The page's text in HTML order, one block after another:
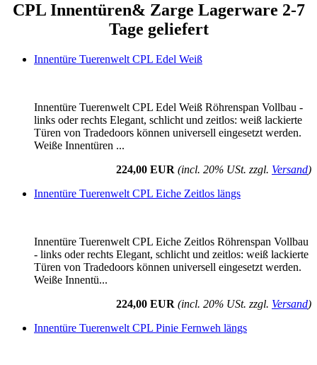
CPL Innentüren& Zarge Lagerware 2-7
Tage geliefert
Innentüre Tuerenwelt CPL Edel Weiß
Innentüre Tuerenwelt CPL Edel Weiß Röhrenspan Vollbau -
links oder rechts Elegant, schlicht und zeitlos: weiß lackierte
Türen von Tradedoors können universell eingesetzt werden.
Weiße Innentüren ...
224,00 EUR (incl. 20% USt. zzgl. Versand)
Innentüre Tuerenwelt CPL Eiche Zeitlos längs
Innentüre Tuerenwelt CPL Eiche Zeitlos Röhrenspan Vollbau
- links oder rechts Elegant, schlicht und zeitlos: weiß lackierte
Türen von Tradedoors können universell eingesetzt werden.
Weiße Innentü...
224,00 EUR (incl. 20% USt. zzgl. Versand)
Innentüre Tuerenwelt CPL Pinie Fernweh längs